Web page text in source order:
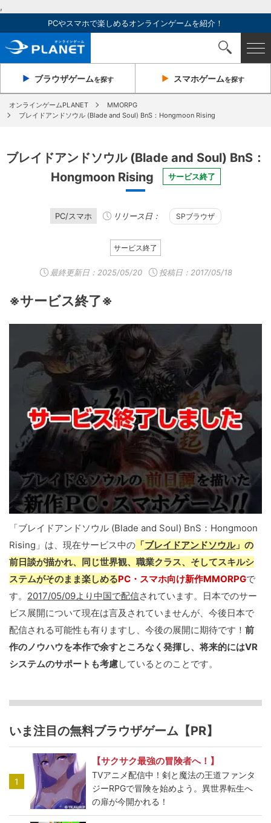
,
PCやスマホで楽しめるオンラインゲームを紹介！
ブラウザゲームを探す スマホゲームを探す
オンラインゲームPLANET
MMORPG
ブレイドアンドソウル (Blade and Soul) BnS：Hongmoon Rising
ブレイドアンドソウル (Blade and Soul) BnS：
Hongmoon Rising
サービス終了
PC/スマホ リリース日： SPブラウザ
サービス終了
最終更新日： 2025/05/20 投稿日：2017/05/18
※サービス終了※
「ブレイドアンドソウル (Blade and Soul) BnS：Hongmoon
Rising」は、現在サービス中の 「ブレイドアンドソウル」の
前日談が描かれ、同じ世界観、職業クラス、そしてスキルシ
ステムがそのまま楽しめるPC・スマホ向け新作MMORPGで
す。 2017/05/09より中国で配信されています。日本でのサー
ビス展開について現在は言及されていませんが、今後日本で
配信される可能性も有りますし、今後の展開に期待です！ 前
作のノウハウを本作で余すところなく発揮し、将来的にはVR
システムのサポートも考慮しているとのことです。
いま注目の無料ブラウザゲーム【PR】
1
【サクサク最強の冒険者へ！】
TVアニメ配信中！剣と魔法の王道ファンタ
ジーRPGで冒険を始めよう。異世界転生へ
の扉が今開かれる！